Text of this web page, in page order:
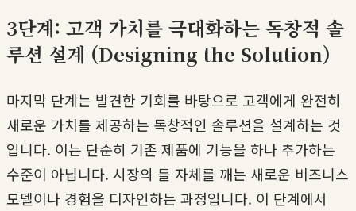
3단계: 고객 가치를 극대화하는 독창적 솔
루션 설계 (Designing the Solution)
마지막 단계는 발견한 기회를 바탕으로 고객에게 완전히
새로운 가치를 제공하는 독창적인 솔루션을 설계하는 것
입니다. 이는 단순히 기존 제품에 기능을 하나 추가하는
수준이 아닙니다. 시장의 틀 자체를 깨는 새로운 비즈니스
모델이나 경험을 디자인하는 과정입니다. 이 단계에서